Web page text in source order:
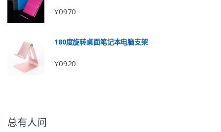
Y0970
180度旋转桌面笔记本电脑支架
Y0920
总有人问